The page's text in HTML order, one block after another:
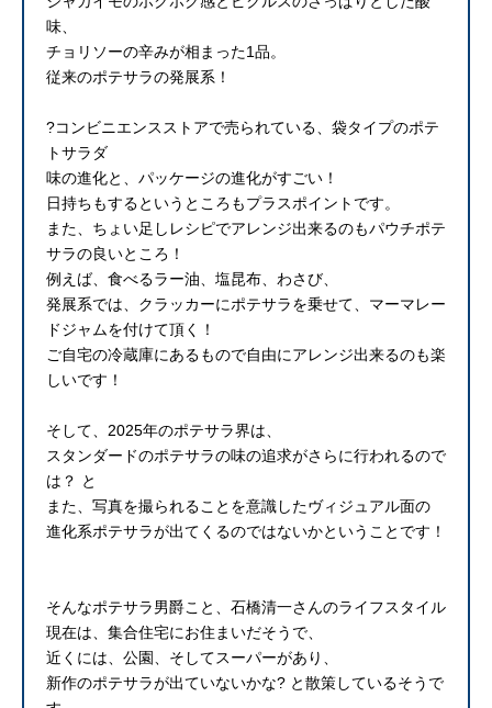
味、
チョリソーの辛みが相まった1品。
従来のポテサラの発展系！
?コンビニエンスストアで売られている、袋タイプのポテ
トサラダ
味の進化と、パッケージの進化がすごい！
日持ちもするというところもプラスポイントです。
また、ちょい足しレシピでアレンジ出来るのもパウチポテ
サラの良いところ！
例えば、食べるラー油、塩昆布、わさび、
発展系では、クラッカーにポテサラを乗せて、マーマレー
ドジャムを付けて頂く！
ご自宅の冷蔵庫にあるもので自由にアレンジ出来るのも楽
しいです！
そして、2025年のポテサラ界は、
スタンダードのポテサラの味の追求がさらに行われるので
は？ と
また、写真を撮られることを意識したヴィジュアル面の
進化系ポテサラが出てくるのではないかということです！
そんなポテサラ男爵こと、石橋清一さんのライフスタイル
現在は、集合住宅にお住まいだそうで、
近くには、公園、そしてスーパーがあり、
新作のポテサラが出ていないかな? と散策しているそうで